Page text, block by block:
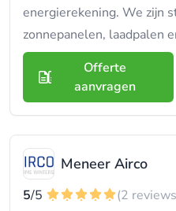
energierekening. We zijn
zonnepanelen, laadpalen
Offerte
aanvragen
Meneer Airco
5/5
(2